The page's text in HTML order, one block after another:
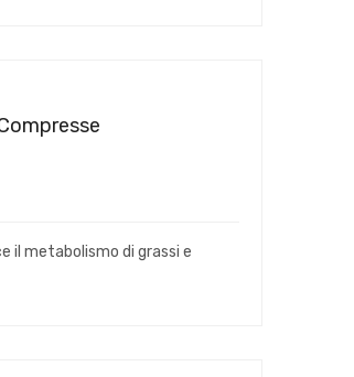
il metabolismo di grassi e